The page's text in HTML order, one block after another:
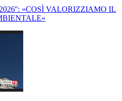
«COSÌ VALORIZZIAMO IL